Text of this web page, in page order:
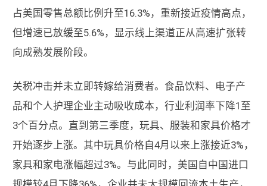
占美国零售总额比例升至16.3%，重新接近疫情高点，
但增速已放缓至5.6%，显示线上渠道正从高速扩张转
向成熟发展阶段。
关税冲击并未立即转嫁给消费者。食品饮料、电子产
品和个人护理企业主动吸收成本，行业利润率下降1至
3个百分点。直到第三季度，玩具、服装和家具价格才
开始逐步上涨。其中玩具价格自4月以来上涨接近3%，
家具和家电涨幅超过3%。与此同时，美国自中国进口